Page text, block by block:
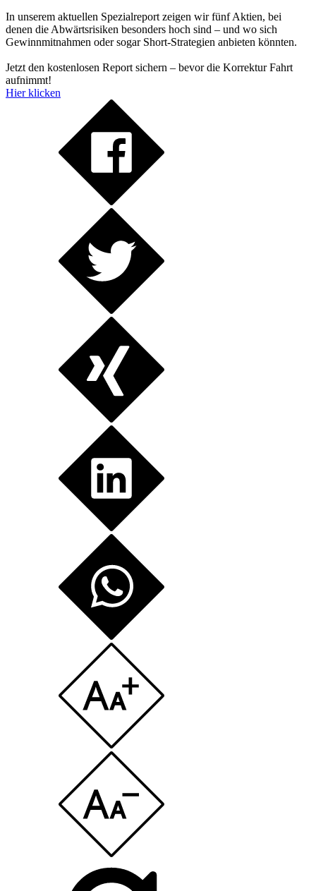
In unserem aktuellen Spezialreport zeigen wir fünf Aktien, bei
denen die Abwärtsrisiken besonders hoch sind – und wo sich
Gewinnmitnahmen oder sogar Short-Strategien anbieten könnten.
Jetzt den kostenlosen Report sichern – bevor die Korrektur Fahrt
aufnimmt!
Hier klicken